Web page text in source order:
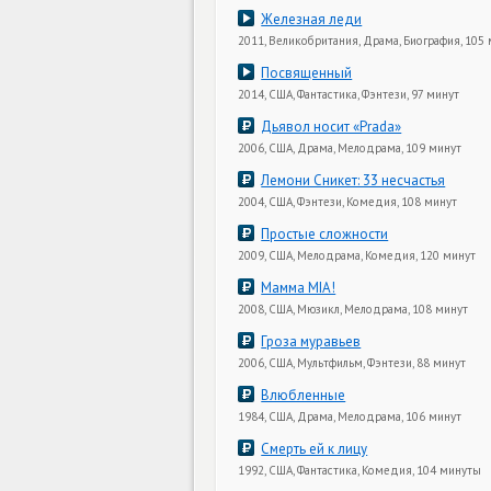
Железная леди
2011, Великобритания, Драма, Биография, 105
Посвященный
2014, США, Фантастика, Фэнтези, 97 минут
Дьявол носит «Prada»
2006, США, Драма, Мелодрама, 109 минут
Лемони Сникет: 33 несчастья
2004, США, Фэнтези, Комедия, 108 минут
Простые сложности
2009, США, Мелодрама, Комедия, 120 минут
Мамма MIA!
2008, США, Мюзикл, Мелодрама, 108 минут
Гроза муравьев
2006, США, Мультфильм, Фэнтези, 88 минут
Влюбленные
1984, США, Драма, Мелодрама, 106 минут
Смерть ей к лицу
1992, США, Фантастика, Комедия, 104 минуты